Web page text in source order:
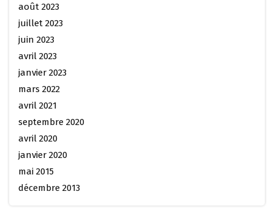
août 2023
juillet 2023
juin 2023
avril 2023
janvier 2023
mars 2022
avril 2021
septembre 2020
avril 2020
janvier 2020
mai 2015
décembre 2013